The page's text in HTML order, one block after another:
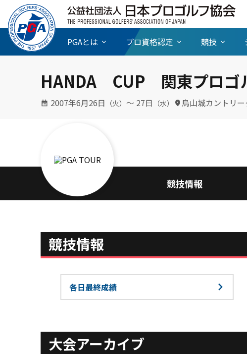
PGAとは プロ資格認定 競技
HANDA CUP 関東プロゴ
2007年6月26日 （火） 〜 27日 （水） 烏山城カントリ
競技情報
競技情報
各日最終成績
大会アーカイブ